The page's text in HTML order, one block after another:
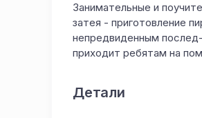
Занимательные и
затея - приготовление
непредвиденным
приходит ребятам на
Детали